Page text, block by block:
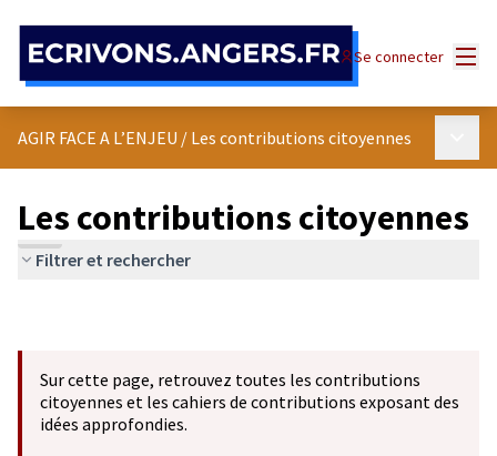
Se connecter
AGIR FACE A L’ENJEU / Les contributions citoyennes
Les contributions citoyennes
Filtrer et rechercher
Sur cette page, retrouvez toutes les contributions
citoyennes et les cahiers de contributions exposant des
idées approfondies.